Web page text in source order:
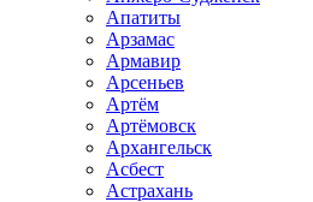
Апатиты
Арзамас
Армавир
Арсеньев
Артём
Артёмовск
Архангельск
Асбест
Астрахань